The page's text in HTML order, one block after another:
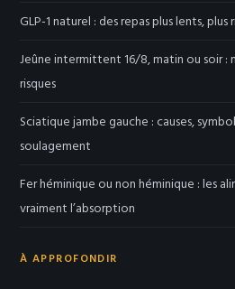
GLP-1 naturel : des repas plus lents, plus
Jeûne intermittent 16/8, matin ou soir :
risques
Sciatique jambe gauche : causes,
soulagement
Fer héminique ou non héminique : les
vraiment l’absorption
À APPROFONDIR